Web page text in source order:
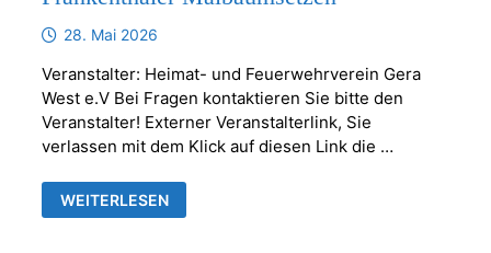
28. Mai 2026
Veranstalter: Heimat- und Feuerwehrverein Gera
West e.V Bei Fragen kontaktieren Sie bitte den
Veranstalter! Externer Veranstalterlink, Sie
verlassen mit dem Klick auf diesen Link die …
FRANKENTHALER
MAIBAUMSETZEN
WEITERLESEN